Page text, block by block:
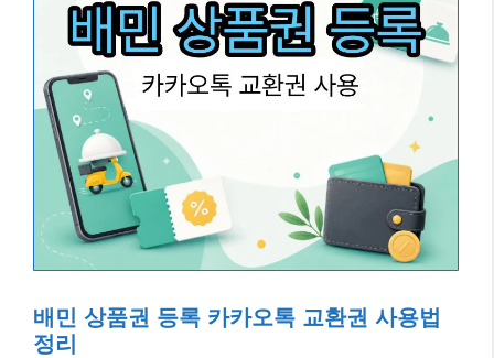
배민 상품권 등록 카카오톡 교환권 사용법
정리